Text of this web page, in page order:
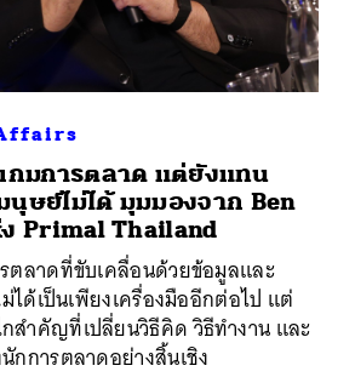
กมการตลาด แต่ยังแทน
นุษย์ไม่ได้ มุมมองจาก Ben
Primal Thailand
ตลาดที่ขับเคลื่อนด้วยข้อมูลและ
ม่ได้เป็นเพียงเครื่องมืออีกต่อไป แต่
สำคัญที่เปลี่ยนวิธีคิด วิธีทำงาน และ
กการตลาดอย่างสิ้นเชิง
ค้นหา